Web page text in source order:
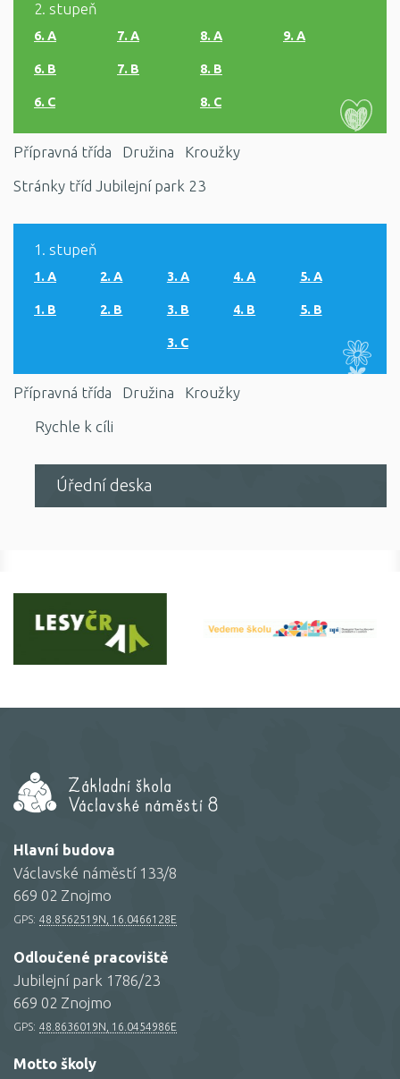
2. stupeň
6. A
6. B
6. C
7. A
7. B
8. A
8. B
8. C
9. A
Přípravná třída Družina
Kroužky
Stránky tříd Jubilejní park 23
1. stupeň
1. A
1. B
2. A
2. B
3. A
3. B
3. C
4. A
4. B
5. A
5. B
Přípravná třída Družina
Kroužky
Rychle k cíli
Úřední deska
Hlavní budova
Václavské náměstí 133/8
669 02 Znojmo
GPS: 48.8562519N, 16.0466128E
Odloučené pracoviště
Jubilejní park 1786/23
669 02 Znojmo
GPS: 48.8636019N, 16.0454986E
Motto školy